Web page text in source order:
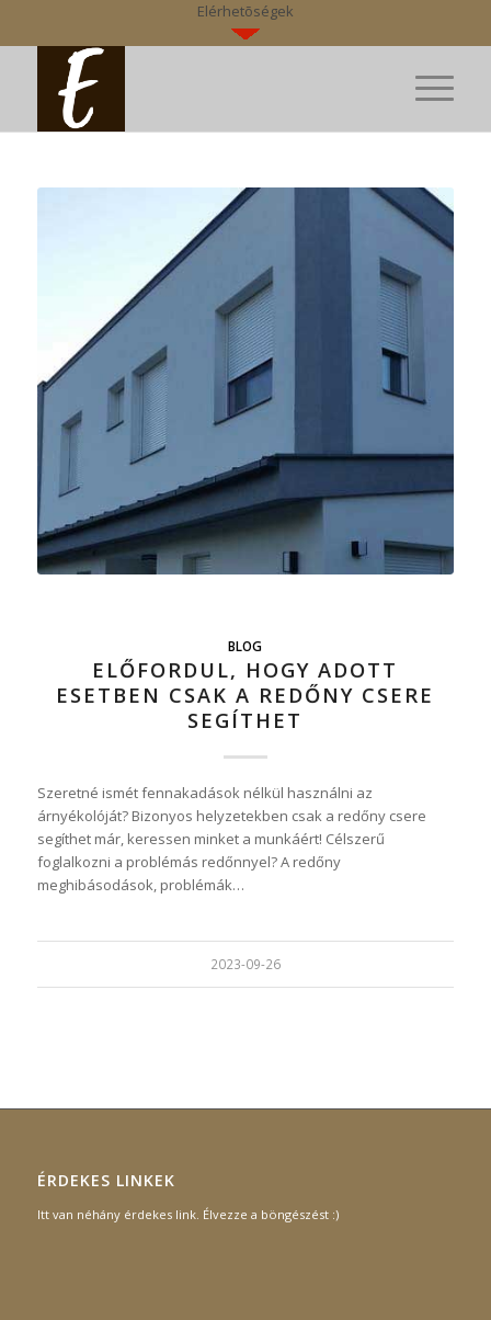
Elérhetõségek
BLOG
ELŐFORDUL, HOGY ADOTT
ESETBEN CSAK A REDŐNY CSERE
SEGÍTHET
Szeretné ismét fennakadások nélkül használni az
árnyékolóját? Bizonyos helyzetekben csak a redőny csere
segíthet már, keressen minket a munkáért! Célszerű
foglalkozni a problémás redőnnyel? A redőny
meghibásodások, problémák…
2023-09-26
ÉRDEKES LINKEK
Itt van néhány érdekes link. Élvezze a böngészést :)